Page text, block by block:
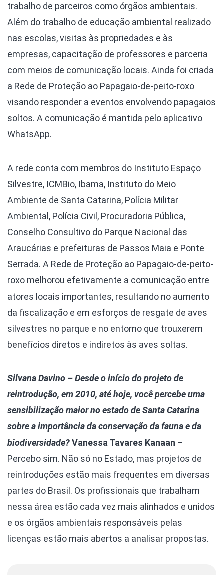
trabalho de parceiros como órgãos ambientais.
Além do trabalho de educação ambiental realizado
nas escolas, visitas às propriedades e às
empresas, capacitação de professores e parceria
com meios de comunicação locais. Ainda foi criada
a Rede de Proteção ao Papagaio-de-peito-roxo
visando responder a eventos envolvendo papagaios
soltos. A comunicação é mantida pelo aplicativo
WhatsApp.
A rede conta com membros do Instituto Espaço
Silvestre, ICMBio, Ibama, Instituto do Meio
Ambiente de Santa Catarina, Polícia Militar
Ambiental, Polícia Civil, Procuradoria Pública,
Conselho Consultivo do Parque Nacional das
Araucárias e prefeituras de Passos Maia e Ponte
Serrada. A Rede de Proteção ao Papagaio-de-peito-
roxo melhorou efetivamente a comunicação entre
atores locais importantes, resultando no aumento
da fiscalização e em esforços de resgate de aves
silvestres no parque e no entorno que trouxerem
benefícios diretos e indiretos às aves soltas.
Silvana Davino – Desde o início do projeto de
reintrodução, em 2010, até hoje, você percebe uma
sensibilização maior no estado de Santa Catarina
sobre a importância da conservação da fauna e da
biodiversidade?Vanessa Tavares Kanaan –
Percebo sim. Não só no Estado, mas projetos de
reintroduções estão mais frequentes em diversas
partes do Brasil. Os profissionais que trabalham
nessa área estão cada vez mais alinhados e unidos
e os órgãos ambientais responsáveis pelas
licenças estão mais abertos a analisar propostas.